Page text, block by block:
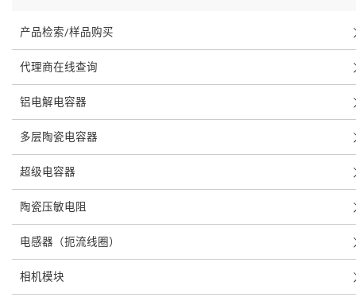
产品检索/样品购买
代理商在线查询
铝电解电容器
多层陶瓷电容器
超级电容器
陶瓷压敏电阻
电感器（扼流线圈）
相机模块